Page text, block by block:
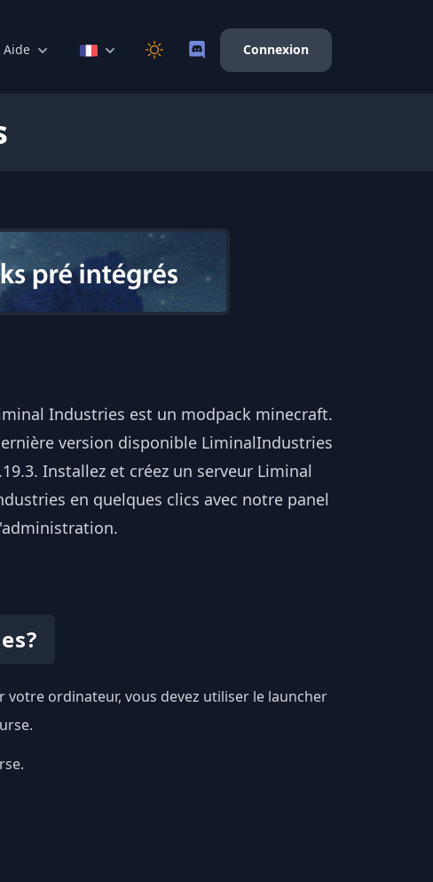
Aide Connexion
Industries est un modpack minecraft.
version disponible LiminalIndustries
Installez et créez un serveur Liminal
en quelques clics avec notre panel
ordinateur, vous devez utiliser le launcher
.